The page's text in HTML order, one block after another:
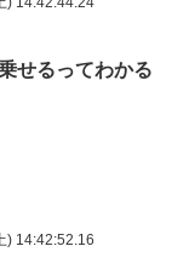
せるってわかる
) 14:42:52.16